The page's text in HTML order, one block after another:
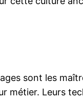
sont les
métier. Leurs